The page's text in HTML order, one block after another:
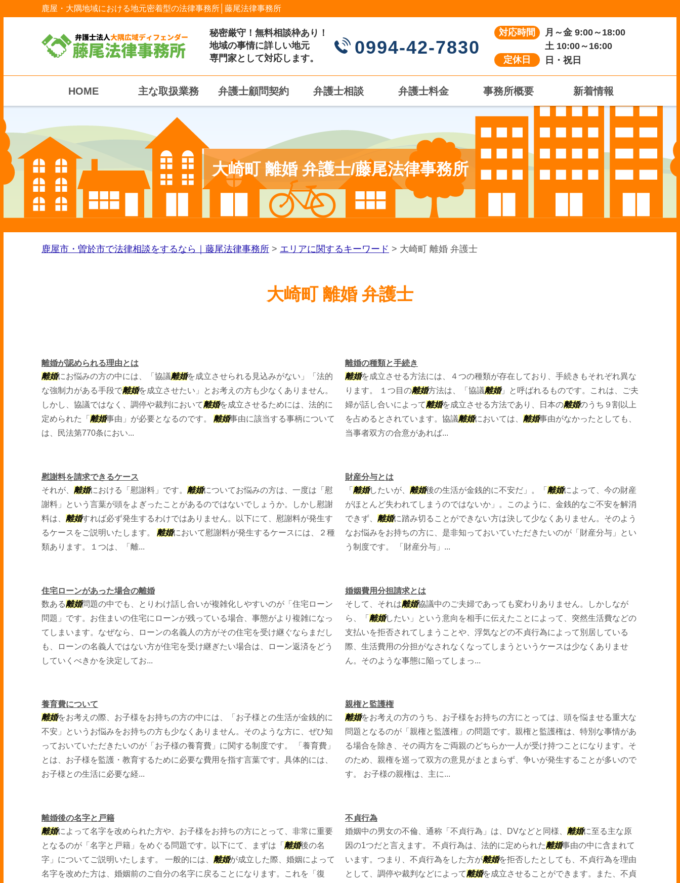
鹿屋・大隅地域における地元密着型の法律事務所│藤尾法律事務所
秘密厳守！無料相談枠あり！
地域の事情に詳しい地元
専門家として対応します。
0994-42-7830
対応時間
月～金 9:00～18:00
土 10:00～16:00
定休日
日・祝日
HOME 主な取扱業務 弁護士顧問契約 弁護士相談 弁護士料金 事務所概要 新着情報
大崎町 離婚 弁護士/藤尾法律事務所
鹿屋市・曽於市で法律相談をするなら｜藤尾法律事務所 > エリアに関するキーワード > 大崎町 離婚 弁護士
大崎町 離婚 弁護士
離婚が認められる理由とは
離婚にお悩みの方の中には、「協議離婚を成立させられる見込みがない」「法的
な強制力がある手段で離婚を成立させたい」とお考えの方も少なくありません。
しかし、協議ではなく、調停や裁判において離婚を成立させるためには、法的に
定められた「 離婚事由」が必要となるのです。 離婚事由に該当する事柄について
は、民法第770条におい...
離婚の種類と手続き
離婚を成立させる方法には、４つの種類が存在しており、手続きもそれぞれ異な
ります。 １つ目の離婚方法は、「協議離婚」と呼ばれるものです。これは、ご夫
婦が話し合いによって離婚を成立させる方法であり、日本の離婚のうち９割以上
を占めるとされています。協議離婚においては、 離婚事由がなかったとしても、
当事者双方の合意があれば...
慰謝料を請求できるケース
それが、 離婚における「慰謝料」です。 離婚についてお悩みの方は、一度は「慰
謝料」という言葉が頭をよぎったことがあるのではないでしょうか。しかし慰謝
料は、 離婚すれば必ず発生するわけではありません。以下にて、慰謝料が発生す
るケースをご説明いたします。 離婚において慰謝料が発生するケースには、２種
類あります。１つは、「離...
財産分与とは
「 離婚したいが、 離婚後の生活が金銭的に不安だ」。「 離婚によって、今の財産
がほとんど失われてしまうのではないか」。このように、金銭的なご不安を解消
できず、 離婚に踏み切ることができない方は決して少なくありません。そのよう
なお悩みをお持ちの方に、是非知っておいていただきたいのが「財産分与」とい
う制度です。 「財産分与」...
住宅ローンがあった場合の離婚
数ある離婚問題の中でも、とりわけ話し合いが複雑化しやすいのが「住宅ローン
問題」です。お住まいの住宅にローンが残っている場合、事態がより複雑になっ
てしまいます。なぜなら、ローンの名義人の方がその住宅を受け継ぐならまだし
も、ローンの名義人ではない方が住宅を受け継ぎたい場合は、ローン返済をどう
していくべきかを決定してお...
婚姻費用分担請求とは
そして、それは離婚協議中のご夫婦であっても変わりありません。しかしなが
ら、「 離婚したい」という意向を相手に伝えたことによって、突然生活費などの
支払いを拒否されてしまうことや、浮気などの不貞行為によって別居している
際、生活費用の分担がなされなくなってしまうというケースは少なくありませ
ん。そのような事態に陥ってしまっ...
養育費について
離婚をお考えの際、お子様をお持ちの方の中には、「お子様との生活が金銭的に
不安」というお悩みをお持ちの方も少なくありません。そのような方に、ぜひ知
っておいていただきたいのが「お子様の養育費」に関する制度です。 「養育費」
とは、お子様を監護・教育するために必要な費用を指す言葉です。具体的には、
お子様との生活に必要な経...
親権と監護権
離婚をお考えの方のうち、お子様をお持ちの方にとっては、頭を悩ませる重大な
問題となるのが「親権と監護権」の問題です。親権と監護権は、特別な事情があ
る場合を除き、その両方をご両親のどちらか一人が受け持つことになります。そ
のため、親権を巡って双方の意見がまとまらず、争いが発生することが多いので
す。 お子様の親権は、主に...
離婚後の名字と戸籍
離婚によって名字を改められた方や、お子様をお持ちの方にとって、非常に重要
となるのが「名字と戸籍」をめぐる問題です。以下にて、まずは「 離婚後の名
字」についてご説明いたします。 一般的には、 離婚が成立した際、婚姻によって
名字を改めた方は、婚姻前のご自分の名字に戻ることになります。これを「復
不貞行為
婚姻中の男女の不倫、通称「不貞行為」は、DVなどと同様、 離婚に至る主な原
因の1つだと言えます。 不貞行為は、法的に定められた離婚事由の中に含まれて
います。つまり、不貞行為をした方が離婚を拒否したとしても、不貞行為を理由
として、調停や裁判などによって離婚を成立させることができます。また、不貞